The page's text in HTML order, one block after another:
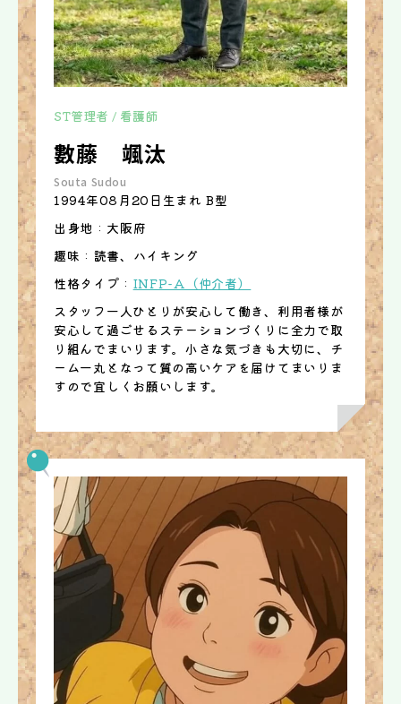
ST管理者 / 看護師
數藤 颯汰
Souta Sudou
1994年08月20日生まれ B型
出身地 : 大阪府
趣味 : 読書、ハイキング
性格タイプ : INFP-A（仲介者）
スタッフ一人ひとりが安心して働き、利用者様が
安心して過ごせるステーションづくりに全力で取
り組んでまいります。小さな気づきも大切に、チ
ーム一丸となって質の高いケアを届けてまいりま
すので宜しくお願いします。